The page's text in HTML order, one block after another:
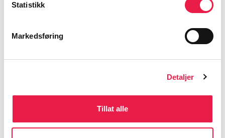
Statistikk
Markedsføring
Detaljer
Tillat alle